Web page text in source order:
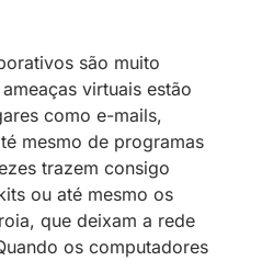
são muito
virtuais estão
como e-mails,
mesmo de programas
trazem consigo
ou até mesmo os
que deixam a rede
os computadores